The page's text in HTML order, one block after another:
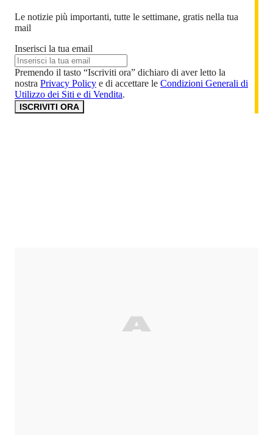
Le notizie più importanti, tutte le settimane, gratis nella tua
mail
Inserisci la tua email
Premendo il tasto “Iscriviti ora” dichiaro di aver letto la
nostra Privacy Policy e di accettare le Condizioni Generali di
Utilizzo dei Siti e di Vendita.
ISCRIVITI ORA